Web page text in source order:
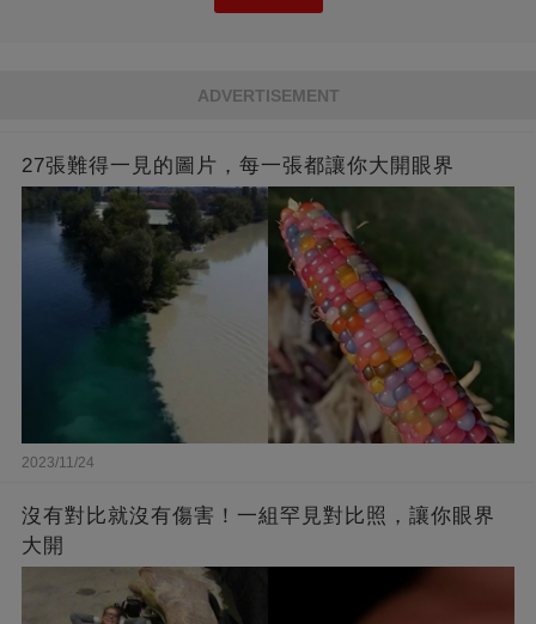
ADVERTISEMENT
27張難得一見的圖片，每一張都讓你大開眼界
2023/11/24
沒有對比就沒有傷害！一組罕見對比照，讓你眼界
大開